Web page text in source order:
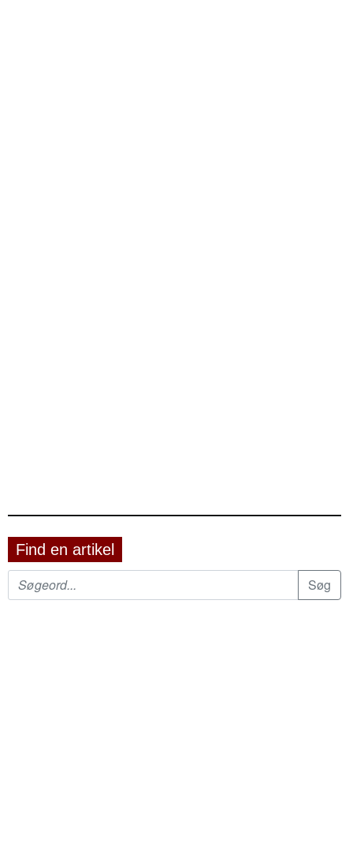
Find en artikel